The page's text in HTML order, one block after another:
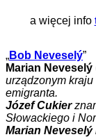
a więcej info
„Bob Neveselý”
Marian Neveselý
urządzonym
emigranta.
Józef Cukier
Słowackiego i
Marian Neveselý